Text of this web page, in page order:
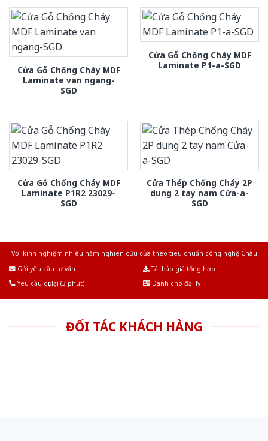
Cửa Gỗ Chống Cháy MDF
Laminate van ngang-
SGD
Cửa Gỗ Chống Cháy MDF
Laminate P1-a-SGD
Cửa Gỗ Chống Cháy MDF
Laminate P1R2 23029-
SGD
Cửa Thép Chống Cháy 2P
dung 2 tay nam Cửa-a-
SGD
Với kinh nghiệm nhiêu năm nghiên cứu cửa theo tiêu chuẩn công nghệ Châu
Gửi yêu cầu tư vấn
Tải báo giá tổng hợp
Yêu cầu gọi lại (3 phút)
Dành cho đại lý
ĐỐI TÁC KHÁCH HÀNG